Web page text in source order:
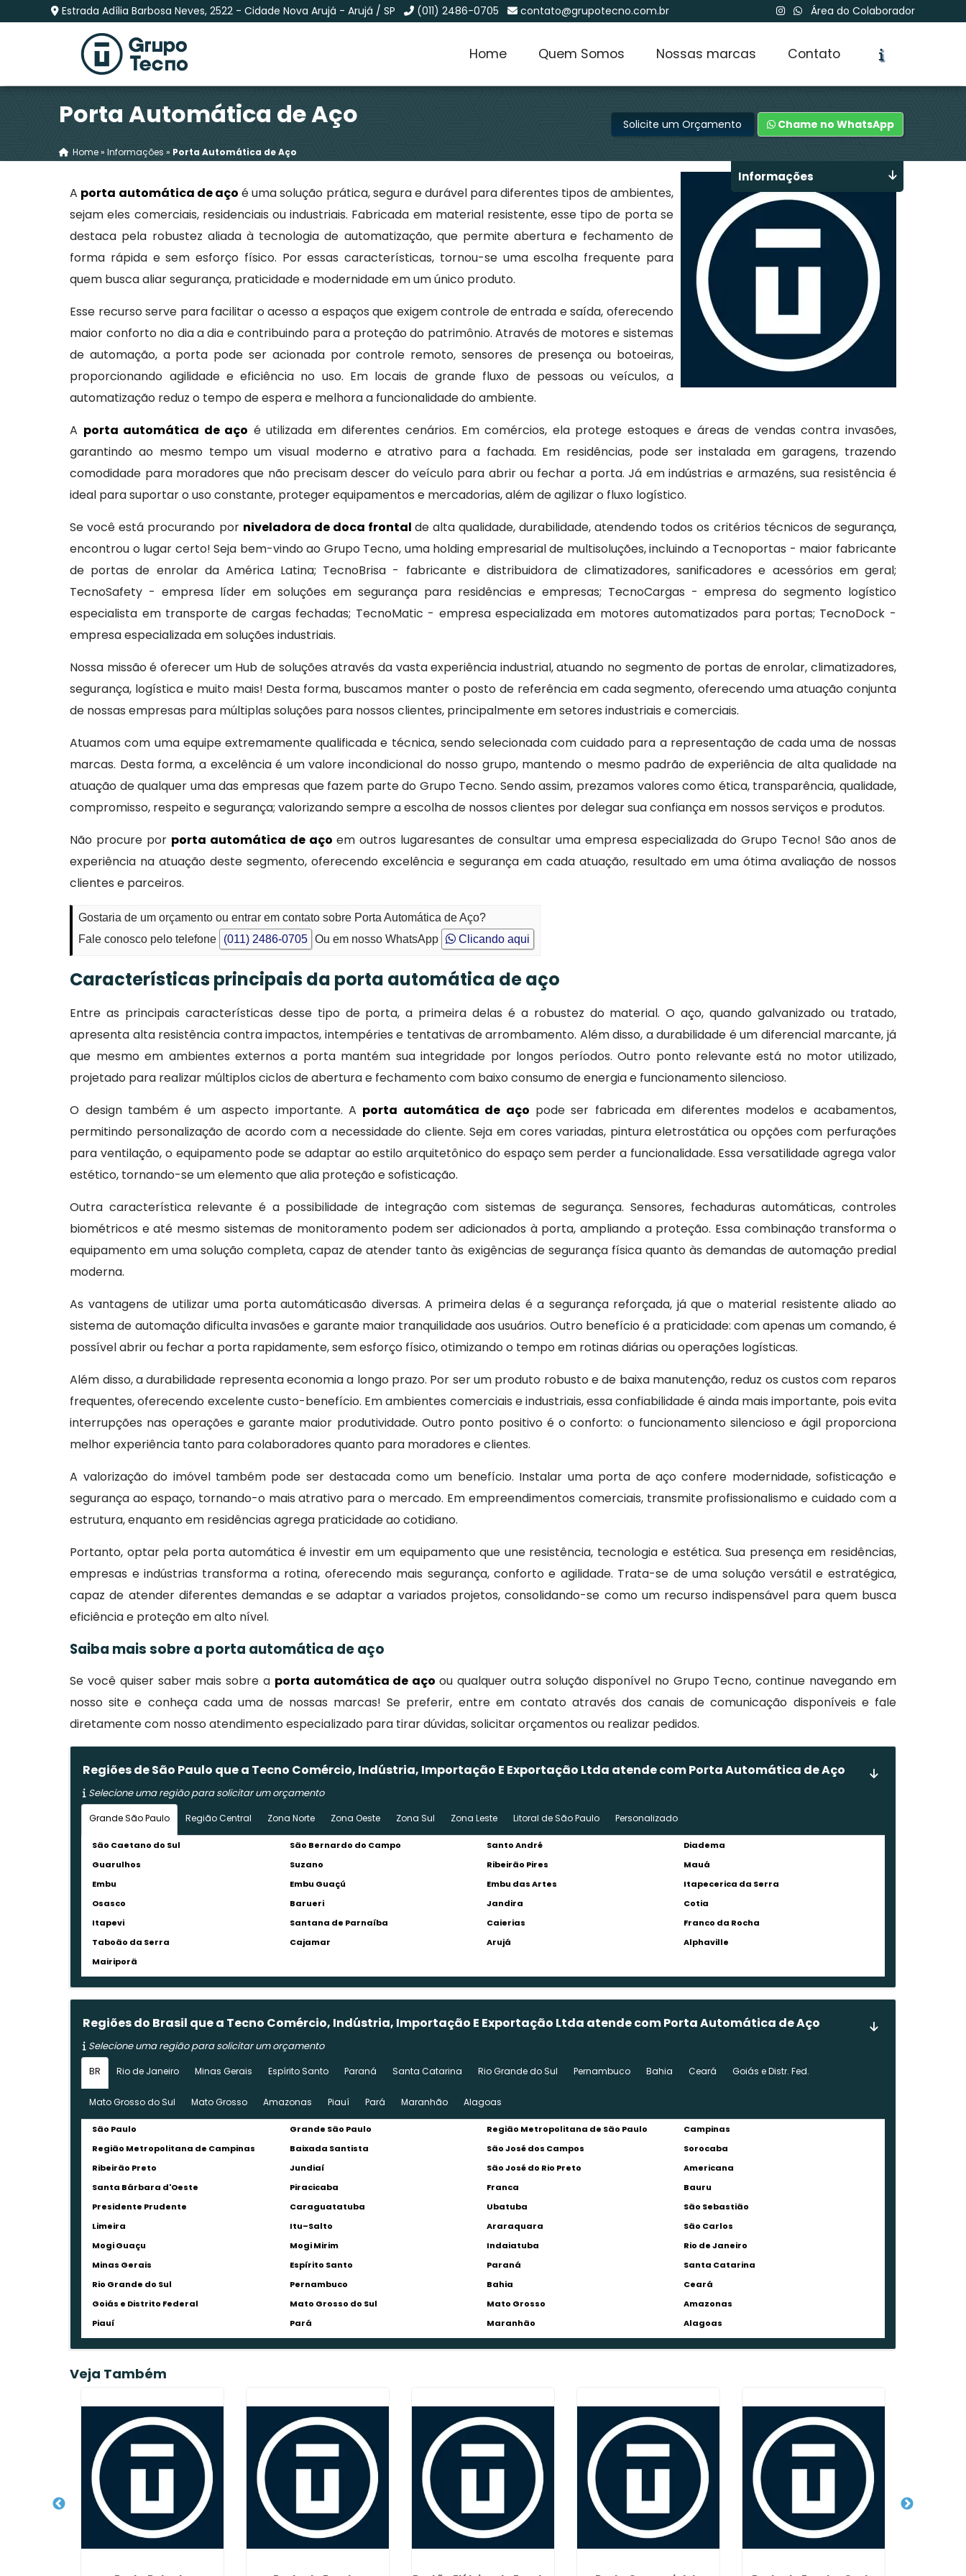
Estrada Adília Barbosa Neves, 2522 - Cidade Nova Arujá - Arujá / SP (011) 2486-0705 contato@grupotecno.com.br Área do Colaborador
Home Quem Somos Nossas marcas Contato
Porta Automática de Aço
Home»Informações » Porta Automática de Aço
Solicite um Orçamento Chame no WhatsApp
A porta automática de aço é uma solução prática, segura e durável para diferentes tipos de ambientes,
sejam eles comerciais, residenciais ou industriais. Fabricada em material resistente, esse tipo de porta se
destaca pela robustez aliada à tecnologia de automatização, que permite abertura e fechamento de
forma rápida e sem esforço físico. Por essas características, tornou-se uma escolha frequente para
quem busca aliar segurança, praticidade e modernidade em um único produto.
Esse recurso serve para facilitar o acesso a espaços que exigem controle de entrada e saída, oferecendo
maior conforto no dia a dia e contribuindo para a proteção do patrimônio. Através de motores e sistemas
de automação, a porta pode ser acionada por controle remoto, sensores de presença ou botoeiras,
proporcionando agilidade e eficiência no uso. Em locais de grande fluxo de pessoas ou veículos, a
automatização reduz o tempo de espera e melhora a funcionalidade do ambiente.
A porta automática de aço é utilizada em diferentes cenários. Em comércios, ela protege estoques e áreas de vendas contra invasões,
garantindo ao mesmo tempo um visual moderno e atrativo para a fachada. Em residências, pode ser instalada em garagens, trazendo
comodidade para moradores que não precisam descer do veículo para abrir ou fechar a porta. Já em indústrias e armazéns, sua resistência é
ideal para suportar o uso constante, proteger equipamentos e mercadorias, além de agilizar o fluxo logístico.
Se você está procurando por niveladora de doca frontal de alta qualidade, durabilidade, atendendo todos os critérios técnicos de segurança,
encontrou o lugar certo! Seja bem-vindo ao Grupo Tecno, uma holding empresarial de multisoluções, incluindo a Tecnoportas - maior fabricante
de portas de enrolar da América Latina; TecnoBrisa - fabricante e distribuidora de climatizadores, sanificadores e acessórios em geral;
TecnoSafety - empresa líder em soluções em segurança para residências e empresas; TecnoCargas - empresa do segmento logístico
especialista em transporte de cargas fechadas; TecnoMatic - empresa especializada em motores automatizados para portas; TecnoDock -
empresa especializada em soluções industriais.
Nossa missão é oferecer um Hub de soluções através da vasta experiência industrial, atuando no segmento de portas de enrolar, climatizadores,
segurança, logística e muito mais! Desta forma, buscamos manter o posto de referência em cada segmento, oferecendo uma atuação conjunta
de nossas empresas para múltiplas soluções para nossos clientes, principalmente em setores industriais e comerciais.
Atuamos com uma equipe extremamente qualificada e técnica, sendo selecionada com cuidado para a representação de cada uma de nossas
marcas. Desta forma, a excelência é um valore incondicional do nosso grupo, mantendo o mesmo padrão de experiência de alta qualidade na
atuação de qualquer uma das empresas que fazem parte do Grupo Tecno. Sendo assim, prezamos valores como ética, transparência, qualidade,
compromisso, respeito e segurança; valorizando sempre a escolha de nossos clientes por delegar sua confiança em nossos serviços e produtos.
Não procure por porta automática de açoem outros lugaresantes de consultar uma empresa especializada do Grupo Tecno! São anos de
experiência na atuação deste segmento, oferecendo excelência e segurança em cada atuação, resultado em uma ótima avaliação de nossos
clientes e parceiros.
Gostaria de um orçamento ou entrar em contato sobre Porta Automática de Aço?
Fale conosco pelo telefone
(011) 2486-0705 Ou em nosso WhatsApp Clicando aqui
Características principais da porta automática de aço
Entre as principais características desse tipo de porta, a primeira delas é a robustez do material. O aço, quando galvanizado ou tratado,
apresenta alta resistência contra impactos, intempéries e tentativas de arrombamento. Além disso, a durabilidade é um diferencial marcante, já
que mesmo em ambientes externos a porta mantém sua integridade por longos períodos. Outro ponto relevante está no motor utilizado,
projetado para realizar múltiplos ciclos de abertura e fechamento com baixo consumo de energia e funcionamento silencioso.
O design também é um aspecto importante. A porta automática de aço pode ser fabricada em diferentes modelos e acabamentos,
permitindo personalização de acordo com a necessidade do cliente. Seja em cores variadas, pintura eletrostática ou opções com perfurações
para ventilação, o equipamento pode se adaptar ao estilo arquitetônico do espaço sem perder a funcionalidade. Essa versatilidade agrega valor
estético, tornando-se um elemento que alia proteção e sofisticação.
Outra característica relevante é a possibilidade de integração com sistemas de segurança. Sensores, fechaduras automáticas, controles
biométricos e até mesmo sistemas de monitoramento podem ser adicionados à porta, ampliando a proteção. Essa combinação transforma o
equipamento em uma solução completa, capaz de atender tanto às exigências de segurança física quanto às demandas de automação predial
moderna.
As vantagens de utilizar uma porta automáticasão diversas. A primeira delas é a segurança reforçada, já que o material resistente aliado ao
sistema de automação dificulta invasões e garante maior tranquilidade aos usuários. Outro benefício é a praticidade: com apenas um comando, é
possível abrir ou fechar a porta rapidamente, sem esforço físico, otimizando o tempo em rotinas diárias ou operações logísticas.
Além disso, a durabilidade representa economia a longo prazo. Por ser um produto robusto e de baixa manutenção, reduz os custos com reparos
frequentes, oferecendo excelente custo-benefício. Em ambientes comerciais e industriais, essa confiabilidade é ainda mais importante, pois evita
interrupções nas operações e garante maior produtividade. Outro ponto positivo é o conforto: o funcionamento silencioso e ágil proporciona
melhor experiência tanto para colaboradores quanto para moradores e clientes.
A valorização do imóvel também pode ser destacada como um benefício. Instalar uma porta de aço confere modernidade, sofisticação e
segurança ao espaço, tornando-o mais atrativo para o mercado. Em empreendimentos comerciais, transmite profissionalismo e cuidado com a
estrutura, enquanto em residências agrega praticidade ao cotidiano.
Portanto, optar pela porta automática é investir em um equipamento que une resistência, tecnologia e estética. Sua presença em residências,
empresas e indústrias transforma a rotina, oferecendo mais segurança, conforto e agilidade. Trata-se de uma solução versátil e estratégica,
capaz de atender diferentes demandas e se adaptar a variados projetos, consolidando-se como um recurso indispensável para quem busca
eficiência e proteção em alto nível.
Saiba mais sobre a porta automática de aço
Se você quiser saber mais sobre a porta automática de aço ou qualquer outra solução disponível no Grupo Tecno, continue navegando em
nosso site e conheça cada uma de nossas marcas! Se preferir, entre em contato através dos canais de comunicação disponíveis e fale
diretamente com nosso atendimento especializado para tirar dúvidas, solicitar orçamentos ou realizar pedidos.
Regiões de São Paulo que a Tecno Comércio, Indústria, Importação E Exportação Ltda atende com Porta Automática de Aço
Selecione uma região para solicitar um orçamento
Grande São Paulo Região Central Zona Norte Zona Oeste Zona Sul Zona Leste Litoral de São Paulo Personalizado
São Caetano do Sul São Bernardo do Campo Santo André
Diadema
Guarulhos
Suzano Ribeirão Pires
Mauá
Embu
Embu Guaçú Embu das Artes
Itapecerica da Serra
Osasco
Barueri Jandira
Cotia
Itapevi
Santana de Parnaíba Caierias
Franco da Rocha
Taboão da Serra
Cajamar Arujá
Alphaville
Mairiporã
Regiões do Brasil que a Tecno Comércio, Indústria, Importação E Exportação Ltda atende com Porta Automática de Aço
Selecione uma região para solicitar um orçamento
BR Rio de Janeiro Minas Gerais Espírito Santo Paraná Santa Catarina Rio Grande do Sul Pernambuco Bahia Ceará Goiás e Distr. Fed.
Mato Grosso do Sul Mato Grosso Amazonas Piauí Pará Maranhão Alagoas
São Paulo Grande São Paulo Região Metropolitana de São Paulo
Campinas
Região Metropolitana de Campinas
Baixada Santista São José dos Campos
Sorocaba
Ribeirão Preto
Jundiaí São José do Rio Preto
Americana
Santa Bárbara d'Oeste
Piracicaba Franca
Bauru
Presidente Prudente
Caraguatatuba Ubatuba
São Sebastião
Limeira
Itu–Salto Araraquara
São Carlos
Mogi Guaçu
Mogi Mirim Indaiatuba
Rio de Janeiro
Minas Gerais
Espírito Santo Paraná
Santa Catarina
Rio Grande do Sul
Pernambuco Bahia
Ceará
Goiás e Distrito Federal
Mato Grosso do Sul Mato Grosso
Amazonas
Piauí
Pará Maranhão Alagoas
Veja Também
Informações